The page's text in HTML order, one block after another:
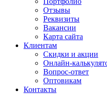
Отзывы
Реквизиты
Вакансии
Карта сайта
Клиентам
Скидки и акции
Онлайн-
Вопрос-ответ
Оптовикам
Контакты